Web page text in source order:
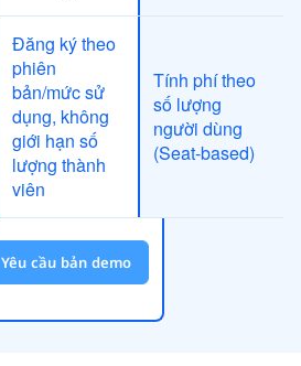
Đăng ký theo
phiên
bản/mức sử
dụng, không
giới hạn số
lượng thành
viên
Tính phí theo
số lượng
người dùng
(Seat-based)
Yêu cầu bản demo